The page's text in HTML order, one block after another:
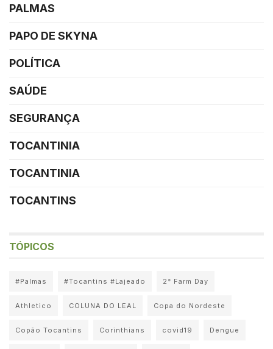
PALMAS
PAPO DE SKYNA
POLÍTICA
SAÚDE
SEGURANÇA
TOCANTINIA
TOCANTINIA
TOCANTINS
TÓPICOS
#Palmas #Tocantins #Lajeado 2° Farm Day
Athletico COLUNA DO LEAL Copa do Nordeste
Copão Tocantins Corinthians covid19 Dengue